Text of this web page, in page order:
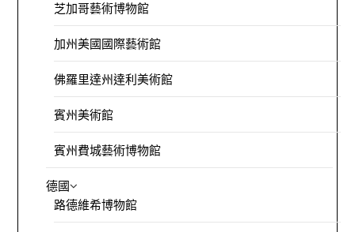
芝加哥藝術博物館
加州美國國際藝術館
佛羅里達州達利美術館
賓州美術館
賓州費城藝術博物館
德國
路德維希博物館